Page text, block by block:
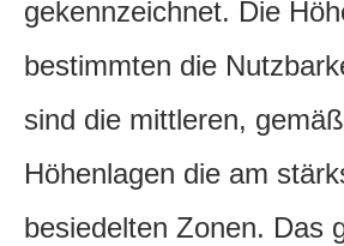
gekennzeichnet. Die
bestimmten die
sind die mittleren,
Höhenlagen die am
besiedelten Zonen. Das